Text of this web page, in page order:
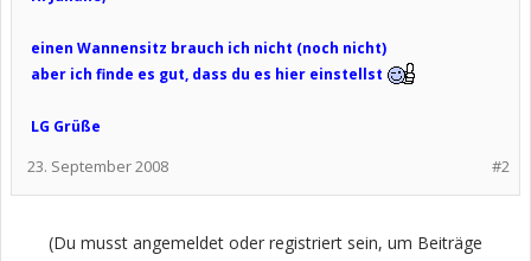
einen Wannensitz brauch ich nicht (noch nicht)
aber ich finde es gut, dass du es hier einstellst
LG Grüße
#2
23. September 2008
(Du musst angemeldet oder registriert sein, um Beiträge